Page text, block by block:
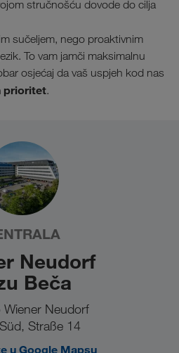
stručnošću dovode do cilja
sučeljem, nego proaktivnim
To vam jamči maksimalnu
osjećaj da vaš uspjeh kod nas
prioritet.
Neudorf
Beča
Wiener Neudorf
Straße 14
u Google Mapsu